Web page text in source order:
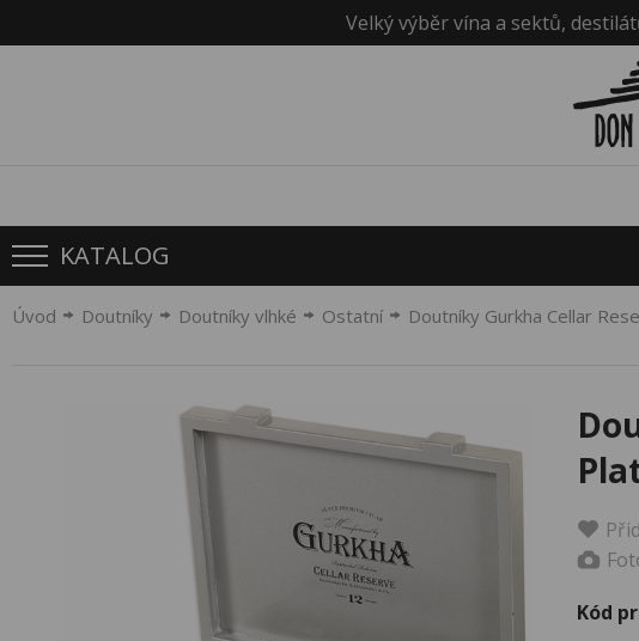
Velký výběr vína a sektů,
KATALOG
Úvod Doutníky Doutníky vlhké Ostatní Doutníky Gurkha Cellar
Kód